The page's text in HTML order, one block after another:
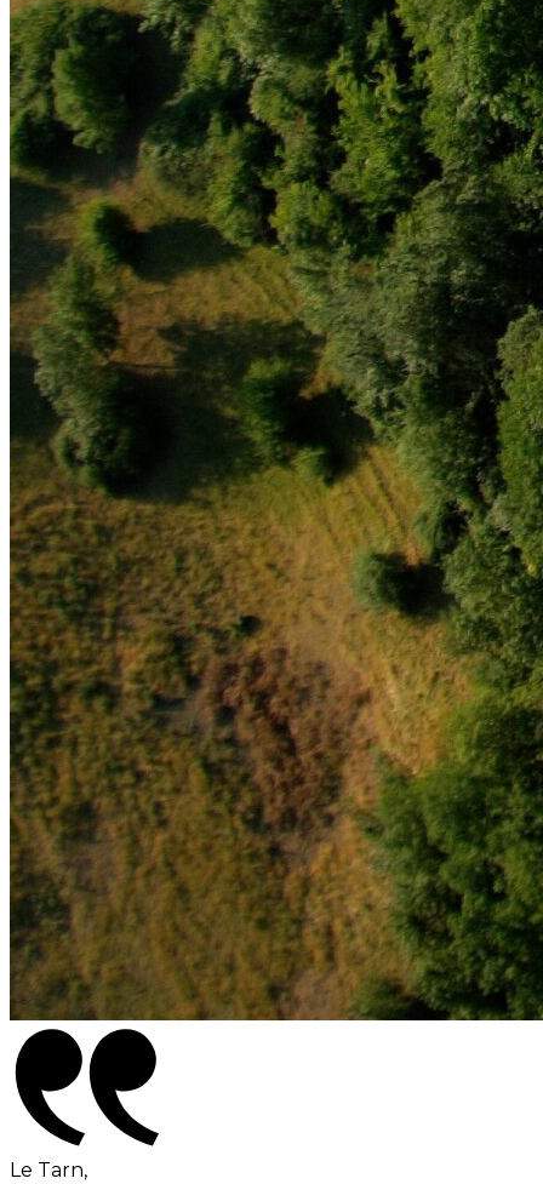
Le Tarn,